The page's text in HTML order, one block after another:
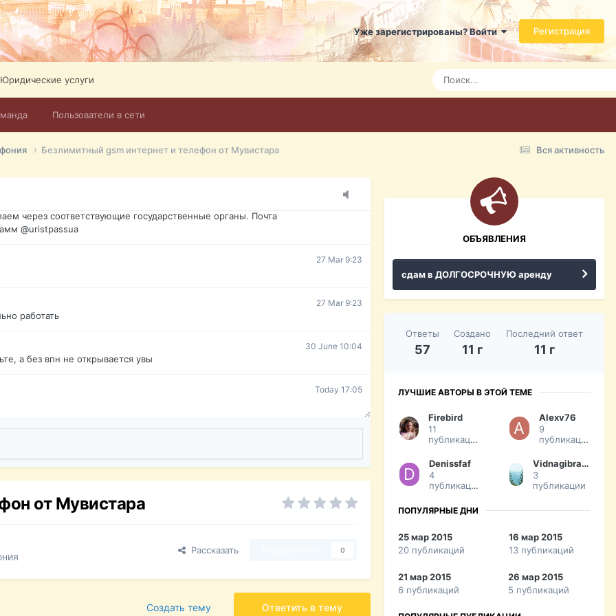
Уже зарегистрированы? Войти Регистрация
Пользователи в сети
Юридические услуги
Вся активность
Безлимитный gsm интернет и телефон от Мувистара
7 Mar 3:21
форума?т из э
в оформлении документов, то мы поможем Вам! Паспорт гражданина
идентификационный код инн, гражданство Украины, вид на жительство,
через соответствующие государственные органы. Почта
@uristpassua
27 Mar 9:23
27 Mar 9:23
работать
30 June 10:04
а без впн не открывается увы
Today 17:05
от Мувистара
Рассказать 0
Ответить в тему
Создать тему
ОБЪЯВЛЕНИЯ
сдам в ДОЛГОСРОЧНУЮ аренду
Ответы
57
Создано
11 г
Последний ответ
11 г
ЛУЧШИЕ АВТОРЫ В ЭТОЙ ТЕМЕ
Firebird
11
публикаций
Alexv76
9
публикаций
Denissfaf
4
публикации
Vidnagibraltar Izokna
3
публикации
ПОПУЛЯРНЫЕ ДНИ
25 мар 2015
20 публикаций
16 мар 2015
13 публикаций
21 мар 2015
6 публикаций
26 мар 2015
5 публикаций